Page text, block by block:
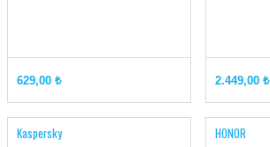
629,00 ₺ 2.449,00 ₺
Kaspersky
HONOR